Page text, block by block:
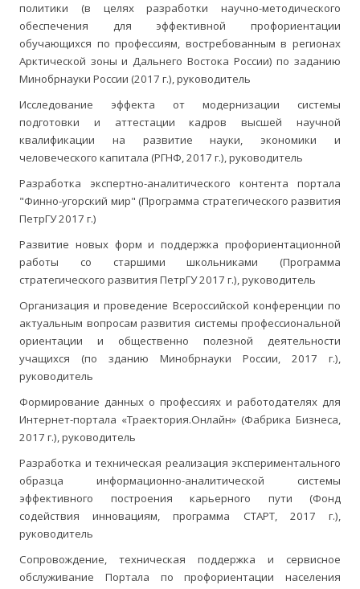
политики (в целях разработки научно-методического
обеспечения для эффективной профориентации
обучающихся по профессиям, востребованным в регионах
Арктической зоны и Дальнего Востока России) по заданию
Минобрнауки России (2017 г.), руководитель
Исследование эффекта от модернизации системы
подготовки и аттестации кадров высшей научной
квалификации на развитие науки, экономики и
человеческого капитала (РГНФ, 2017 г.), руководитель
Разработка экспертно-аналитического контента портала
"Финно-угорский мир" (Программа стратегического развития
ПетрГУ 2017 г.)
Развитие новых форм и поддержка профориентационной
работы со старшими школьниками (Программа
стратегического развития ПетрГУ 2017 г.), руководитель
Организация и проведение Всероссийской конференции по
актуальным вопросам развития системы профессиональной
ориентации и общественно полезной деятельности
учащихся (по зданию Минобрнауки России, 2017 г.),
руководитель
Формирование данных о профессиях и работодателях для
Интернет-портала «Траектория.Онлайн» (Фабрика Бизнеса,
2017 г.), руководитель
Разработка и техническая реализация экспериментального
образца информационно-аналитической системы
эффективного построения карьерного пути (Фонд
содействия инновациям, программа СТАРТ, 2017 г.),
руководитель
Сопровождение, техническая поддержка и сервисное
обслуживание Портала по профориентации населения